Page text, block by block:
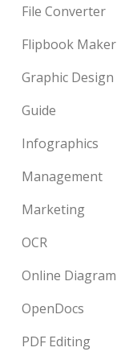
File Converter
Flipbook Maker
Graphic Design
Guide
Infographics
Management
Marketing
OCR
Online Diagram
OpenDocs
PDF Editing